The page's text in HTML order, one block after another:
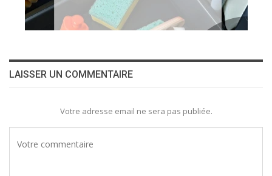
LAISSER UN COMMENTAIRE
Votre adresse email ne sera pas publiée.